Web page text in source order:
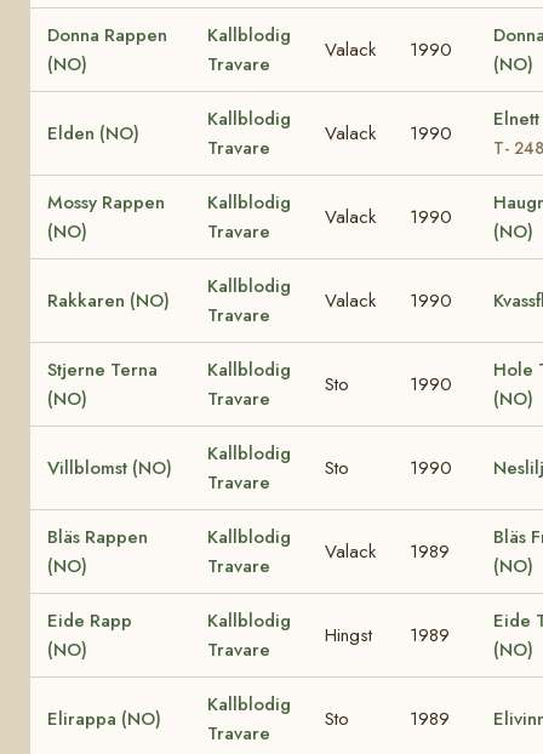
Donna Rappen
(NO)
Kallblodig
Travare
Valack 1990
(NO)
Elden (NO)
Kallblodig
Travare
Valack 1990
T-
Mossy Rappen
(NO)
Kallblodig
Travare
Valack 1990
(NO)
Rakkaren (NO)
Kallblodig
Travare
Valack 1990
Stjerne Terna
(NO)
Kallblodig
Travare
Sto 1990
Hole
(NO)
Villblomst (NO)
Kallblodig
Travare
Sto 1990
Bläs Rappen
(NO)
Kallblodig
Travare
Valack 1989
Bläs
(NO)
Eide Rapp
(NO)
Kallblodig
Travare
Hingst 1989
Eide
(NO)
Elirappa (NO)
Kallblodig
Travare
Sto 1989